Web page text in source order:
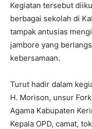
Kegiatan tersebut
berbagai sekolah di
tampak antusias
jambore yang
kebersamaan.
Turut hadir dalam
H. Morison, unsur
Agama Kabupaten
Kepala OPD, camat,